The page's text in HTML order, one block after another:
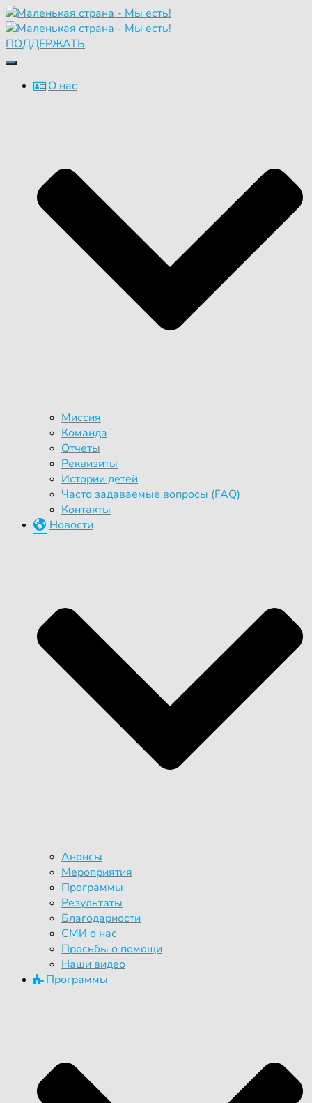
ПОДДЕРЖАТЬ
Переключить
навигациюО нас
Миссия
Команда
Отчеты
Реквизиты
Истории детей
Часто задаваемые вопросы (FAQ)
Контакты
Новости
Анонсы
Мероприятия
Программы
Результаты
Благодарности
СМИ о нас
Просьбы о помощи
Наши видео
Программы